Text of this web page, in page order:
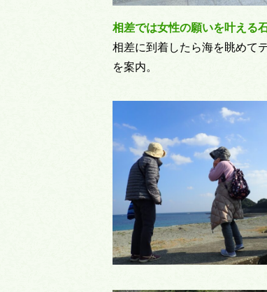
相差では女性の願いを叶える
相差に到着したら海を眺めて
を案内。